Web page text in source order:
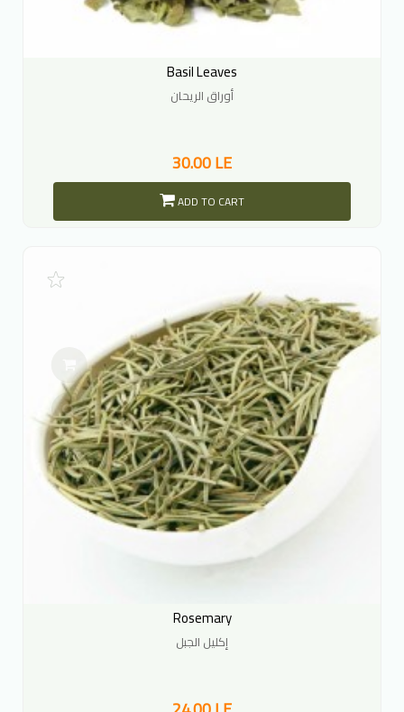
Basil Leaves
أوراق الريحان
30.00 LE
ADD TO CART
Rosemary
إكليل الجبل